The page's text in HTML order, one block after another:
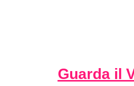
Guarda il